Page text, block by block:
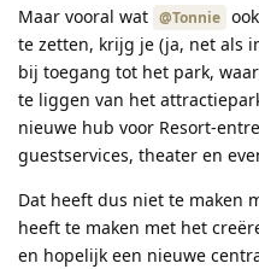
Maar vooral wat @Tonnie
te zetten, krijg je (ja, net als
bij toegang tot het park,
te liggen van het
nieuwe hub voor Resort-
guestservices, theater en
Dat heeft dus niet te maken
heeft te maken met het
en hopelijk een nieuwe